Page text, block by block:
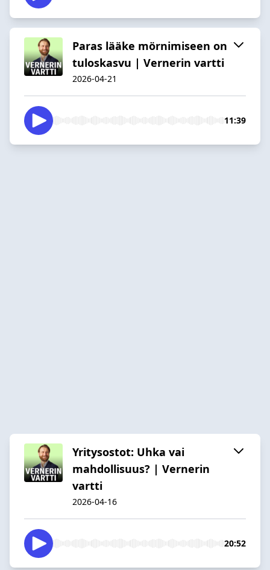
Paras lääke mörnimiseen on
tuloskasvu | Vernerin vartti
2026-04-21
11:39
Yritysostot: Uhka vai
mahdollisuus? | Vernerin
vartti
2026-04-16
20:52